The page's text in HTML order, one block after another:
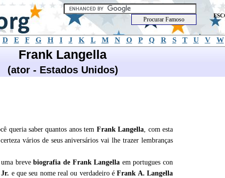
D E F G H I J K L M N O P Q R S T U V W
Frank Langella
(ator - Estados Unidos)
queria saber quantos anos tem Frank Langella, com esta
vários de seus aniversários vai lhe trazer lembranças
brevebiografia de Frank Langella em portugues con
e que seu nome real ou verdadeiro éFrank A. Langella